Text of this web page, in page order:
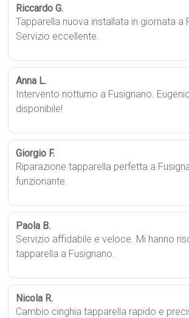
Riccardo G.
Tapparella nuova installata in giornata a
Servizio eccellente.
Anna L.
Intervento notturno a Fusignano.
disponibile!
Giorgio F.
Riparazione tapparella perfetta a
funzionante.
Paola B.
Servizio affidabile e veloce. Mi hanno
tapparella a Fusignano.
Nicola R.
Cambio cinghia tapparella rapido e